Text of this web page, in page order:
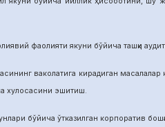
фаолияти якуни бўйича ташқи
ваколатига кирадиган масалалар
хулосасини эшитиш.
ўтказилган корпоратив